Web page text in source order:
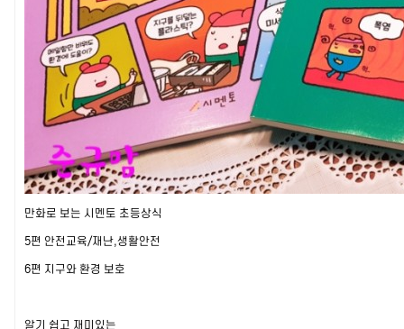
만화로 보는 시멘토 초등상식
5편 안전교육/재난,생활안전
6편 지구와 환경 보호
알기 쉽고 재미있는